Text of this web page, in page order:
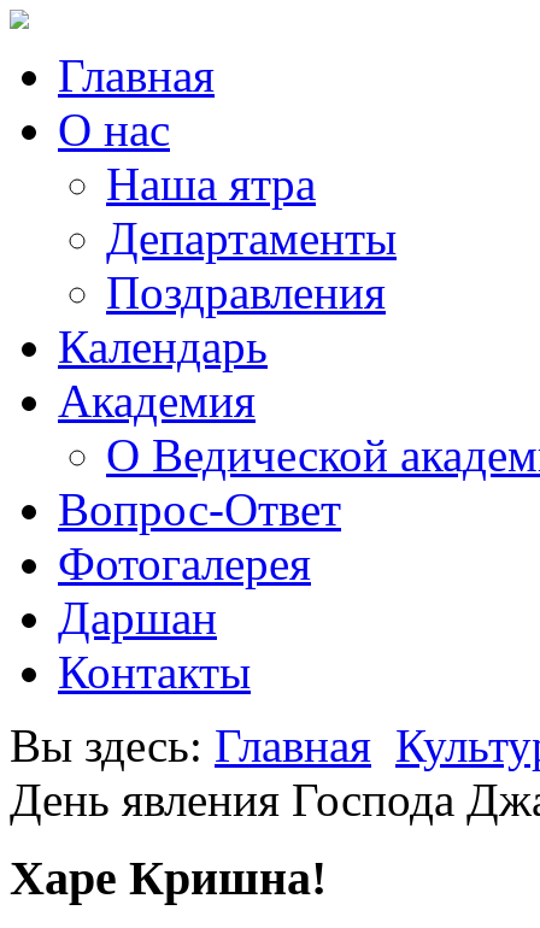
Главная
О нас
Наша ятра
Департаменты
Поздравления
Календарь
Академия
О Ведической
Вопрос-Ответ
Фотогалерея
Даршан
Контакты
Вы здесь: Главная
День явления Господа
Харе Кришна!